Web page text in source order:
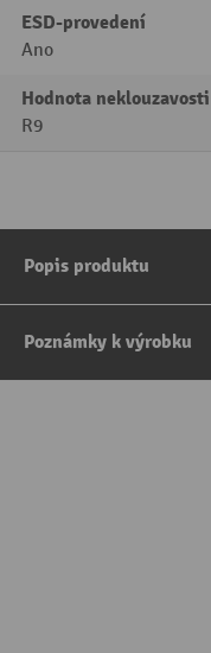
ESD-provedení
Ano
Hodnota neklouzavosti
R9
Popis produktu
Poznámky k výrobku